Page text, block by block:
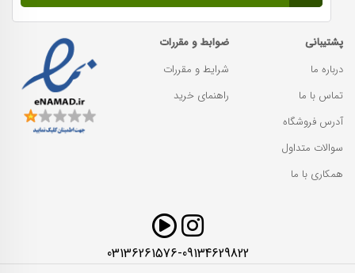
پشتیبانی
درباره ما
تماس با ما
آدرس فروشگاه
سوالات متداول
همکاری با ما
ضوابط و مقررات
شرایط و مقررات
راهنمای خرید
03136261576-09134629822